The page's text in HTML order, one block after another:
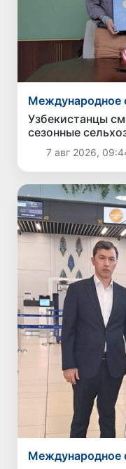
Международное
Узбекистанцы
сезонные
программе H-2A
7 авг 2026,
Международное